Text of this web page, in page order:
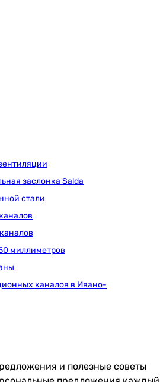
заслонка Salda
стали
миллиметров
каналов в Ивано-
и полезные советы